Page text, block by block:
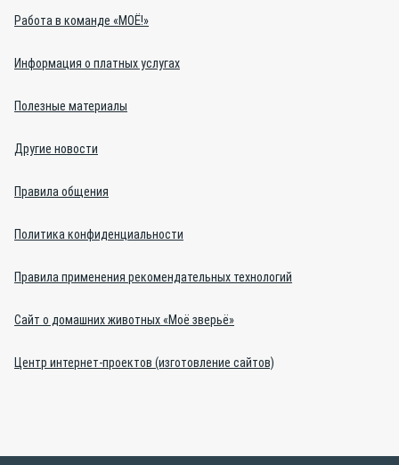
Работа в команде «МОЁ!»
Информация о платных услугах
Полезные материалы
Другие новости
Правила общения
Политика конфиденциальности
Правила применения рекомендательных технологий
Сайт о домашних животных «Моё зверьё»
Центр интернет-проектов (изготовление сайтов)